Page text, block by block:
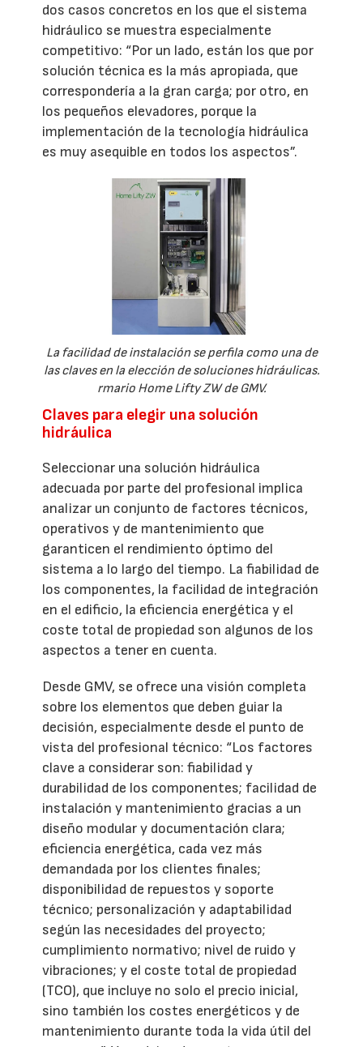
dos casos concretos en los que el sistema
hidráulico se muestra especialmente
competitivo: “Por un lado, están los que por
solución técnica es la más apropiada, que
correspondería a la gran carga; por otro, en
los pequeños elevadores, porque la
implementación de la tecnología hidráulica
es muy asequible en todos los aspectos”.
La facilidad de instalación se perfila como una de
las claves en la elección de soluciones hidráulicas.
rmario Home Lifty ZW de GMV.
Claves para elegir una solución
hidráulica
Seleccionar una solución hidráulica
adecuada por parte del profesional implica
analizar un conjunto de factores técnicos,
operativos y de mantenimiento que
garanticen el rendimiento óptimo del
sistema a lo largo del tiempo. La fiabilidad de
los componentes, la facilidad de integración
en el edificio, la eficiencia energética y el
coste total de propiedad son algunos de los
aspectos a tener en cuenta.
Desde GMV, se ofrece una visión completa
sobre los elementos que deben guiar la
decisión, especialmente desde el punto de
vista del profesional técnico: “Los factores
clave a considerar son: fiabilidad y
durabilidad de los componentes; facilidad de
instalación y mantenimiento gracias a un
diseño modular y documentación clara;
eficiencia energética, cada vez más
demandada por los clientes finales;
disponibilidad de repuestos y soporte
técnico; personalización y adaptabilidad
según las necesidades del proyecto;
cumplimiento normativo; nivel de ruido y
vibraciones; y el coste total de propiedad
(TCO), que incluye no solo el precio inicial,
sino también los costes energéticos y de
mantenimiento durante toda la vida útil del